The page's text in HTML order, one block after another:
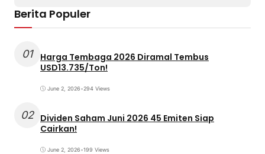
Berita Populer
01
Harga Tembaga 2026 Diramal Tembus
USD13.735/Ton!
June 2, 2026•294 Views
02 Dividen Saham Juni 2026 45 Emiten Siap
Cairkan!
June 2, 2026•199 Views